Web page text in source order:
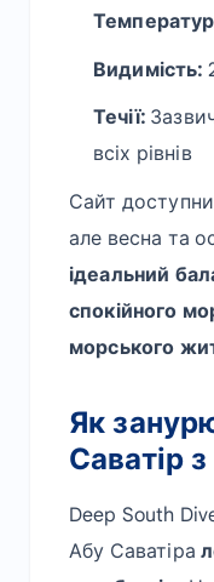
Видимість:
Течії:
всіх рівнів
Сайт
але весна та
ідеальний
спокійного
морського
Як
Саватір
Deep South
Абу Саватіра